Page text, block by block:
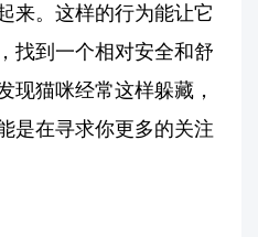
来。这样的行为能让它
找到一个相对安全和舒
现猫咪经常这样躲藏，
是在寻求你更多的关注